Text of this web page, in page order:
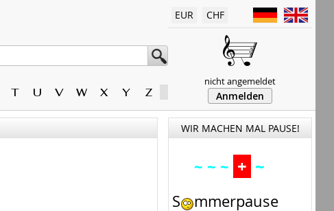
T U V W X Y Z
EUR CHF
nicht angemeldet
Anmelden
WIR MACHEN MAL PAUSE!
~ ~ ~ + ~
S mmerpause